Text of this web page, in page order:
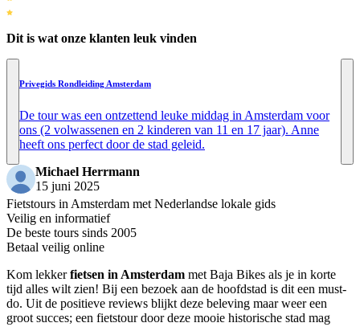
Dit is wat onze klanten leuk vinden
Privegids Rondleiding Amsterdam
De tour was een ontzettend leuke middag in Amsterdam voor
ons (2 volwassenen en 2 kinderen van 11 en 17 jaar). Anne
heeft ons perfect door de stad geleid.
Michael Herrmann
15 juni 2025
Fietstours in Amsterdam met Nederlandse lokale gids
Veilig en informatief
De beste tours sinds 2005
Betaal veilig online
Kom lekkerfietsen in Amsterdam met Baja Bikes als je in korte
tijd alles wilt zien! Bij een bezoek aan de hoofdstad is dit een must-
do. Uit de positieve reviews blijkt deze beleving maar weer een
groot succes; een fietstour door deze mooie historische stad mag